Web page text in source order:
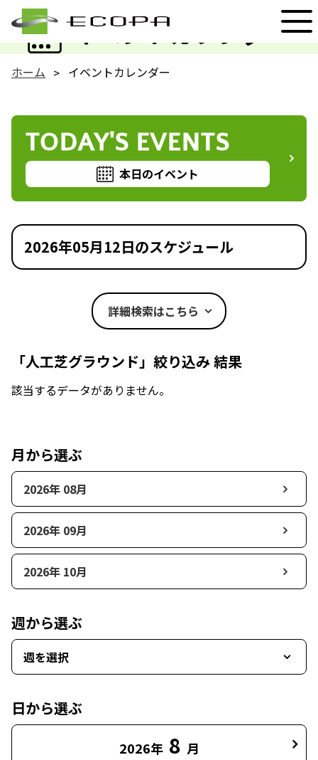
イベントカレンダー
EVENT
ホーム イベントカレンダー
TODAY'S EVENTS
本日のイベント
2026年05月12日のスケジュール
詳細検索はこちら
「人工芝グラウンド」絞り込み 結果
該当するデータがありません。
月から選ぶ
2026年 08月
2026年 09月
2026年 10月
週から選ぶ
週を選択
日から選ぶ
2026年 8 月